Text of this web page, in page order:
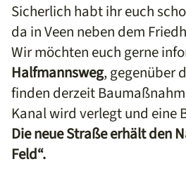
Sicherlich habt ihr euch
da in Veen neben dem
Wir möchten euch gerne
Halfmannsweg, gegenüber
finden derzeit
Kanal wird verlegt und eine
Die neue Straße erhält den
Feld“.